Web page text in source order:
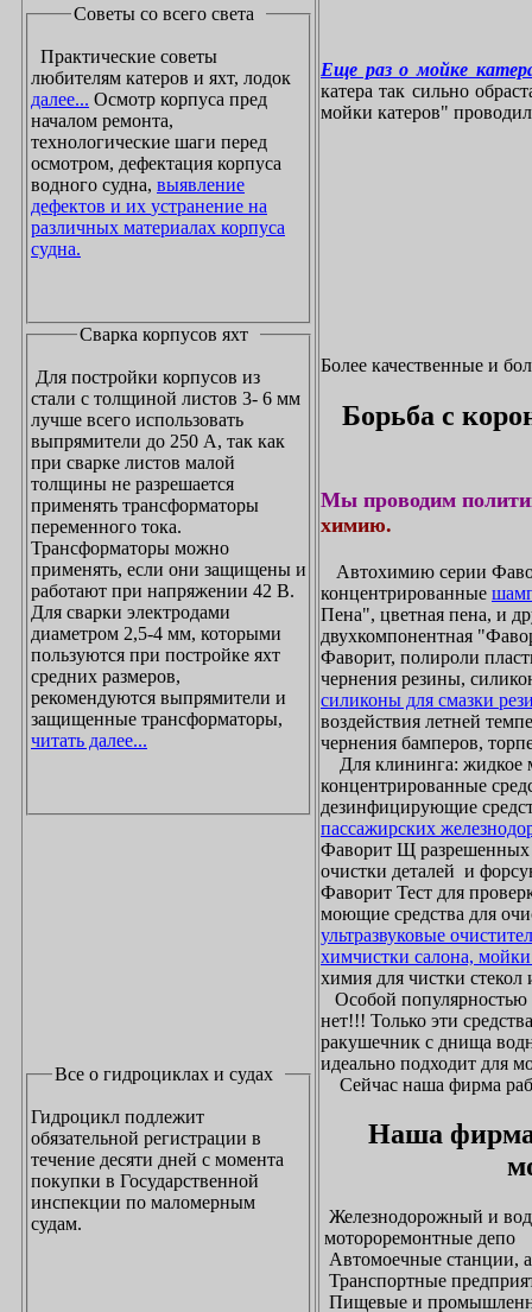
Советы со всего света
Практические советы
любителям катеров и яхт, лодок
далее... Осмотр корпуса пред
началом ремонта,
технологические шаги перед
осмотром, дефектация корпуса
водного судна, выявление
дефектов и их устранение на
различных материалах корпуса
судна.
Сварка корпусов яхт
Для постройки корпусов из
стали с толщиной листов 3- 6 мм
лучше всего использовать
выпрямители до 250 А, так как
при сварке листов малой
толщины не разрешается
применять трансформаторы
переменного тока.
Трансформаторы можно
применять, если они защищены и
работают при напряжении 42 В.
Для сварки электродами
диаметром 2,5-4 мм, которыми
пользуются при постройке яхт
средних размеров,
рекомендуются выпрямители и
защищенные трансформаторы,
читать далее...
Все о гидроциклах и судах
Гидроцикл подлежит
обязательной регистрации в
течение десяти дней с момента
покупки в Государственной
инспекции по маломерным
судам.
Еще раз о мойке
катера так сильно
мойки катеров"
Более качественные и
Борьба с
Мы проводим
химию.
Автохимию серии
концентрированные
Пена", цветная пена, и
двухкомпонентная
Фаворит, полироли
чернения резины,
силиконы для смазки
воздействия летней
чернения бамперов,
Для клининга: жидкое
концентрированные
дезинфицирующие
пассажирских
Фаворит Щ
очистки деталей и
Фаворит Тест для
моющие средства для
ультразвуковые
химчистки салона,
химия для чистки стекол
Особой популярностью
нет!!! Только эти
ракушечник с днища
идеально подходит для
Сейчас наша фирма
Наша фирма
Железнодорожный и
мотороремонтные депо
Автомоечные станции,
Транспортные
Пищевые и